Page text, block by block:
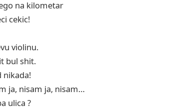
na kilometar
cekic!
violinu.
bul shit.
nikada!
ja, nisam ja, nisam…
ulica ?